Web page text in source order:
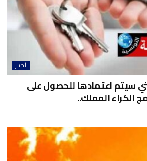
أخبار
سيتم اعتمادها للحصول على
الكراء المملك..